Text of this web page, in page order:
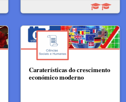
Caraterísticas do crescimento
económico moderno